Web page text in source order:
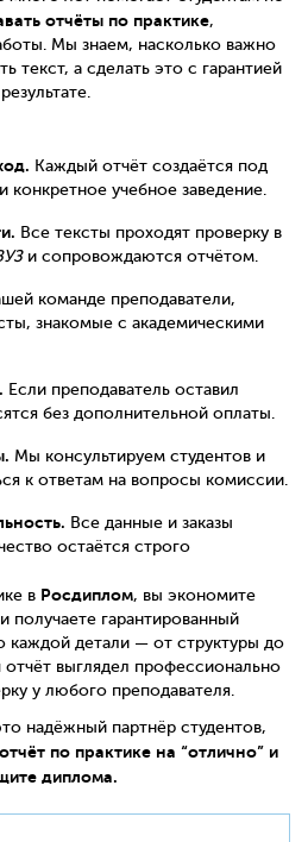
отчёты по практике,
Мы знаем, насколько важно
текст, а сделать это с гарантией
Каждый отчёт создаётся под
конкретное учебное заведение.
Все тексты проходят проверку в
и сопровождаются отчётом.
команде преподаватели,
знакомые с академическими
Если преподаватель оставил
без дополнительной оплаты.
Мы консультируем студентов и
к ответам на вопросы комиссии.
Все данные и заказы
остаётся строго
в Росдиплом, вы экономите
получаете гарантированный
каждой детали — от структуры до
выглядел профессионально
у любого преподавателя.
надёжный партнёр студентов,
по практике на “отлично” и
диплома.